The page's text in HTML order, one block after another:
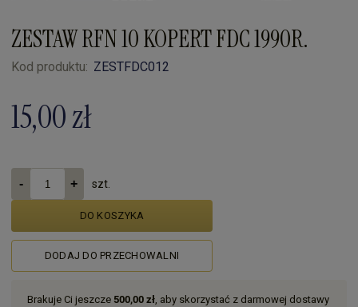
ZESTAW RFN 10 KOPERT FDC 1990R.
Kod produktu: ZESTFDC012
15,00 zł
szt.
DO KOSZYKA
DODAJ DO PRZECHOWALNI
Brakuje Ci jeszcze 500,00 zł, aby skorzystać z darmowej dostawy